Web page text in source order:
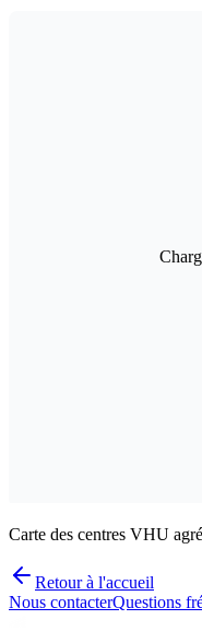
Carte des centres VHU
Retour à l'accueil
Nous contacterQuestions